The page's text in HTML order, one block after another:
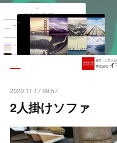
2020.11.17 09:57
2人掛けソファ